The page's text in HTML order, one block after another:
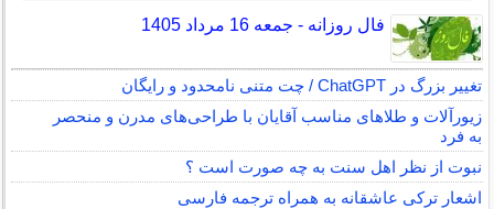
فال روزانه - جمعه 16 مرداد 1405
تغییر بزرگ در ChatGPT / چت متنی نامحدود و رایگان
زیورآلات و طلاهای مناسب آقایان با طراحی‌های مدرن و منحصر
به فرد
نبوت از نظر اهل سنت به چه صورت است ؟
اشعار ترکی عاشقانه به همراه ترجمه فارسی